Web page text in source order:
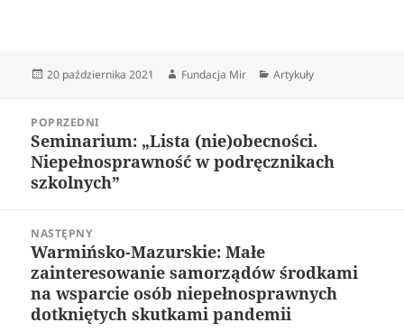
Data
20 października 2021 Autor
Fundacja Mir Kategorie
Artykuły
wpisuPOPRZEDNI
Poprzedni
wpis:
Seminarium: „Lista (nie)obecności.
Niepełnosprawność w podręcznikach
szkolnych”
NASTĘPNY
Następny
wpis:
Warmińsko-Mazurskie: Małe
zainteresowanie samorządów środkami
na wsparcie osób niepełnosprawnych
dotkniętych skutkami pandemii